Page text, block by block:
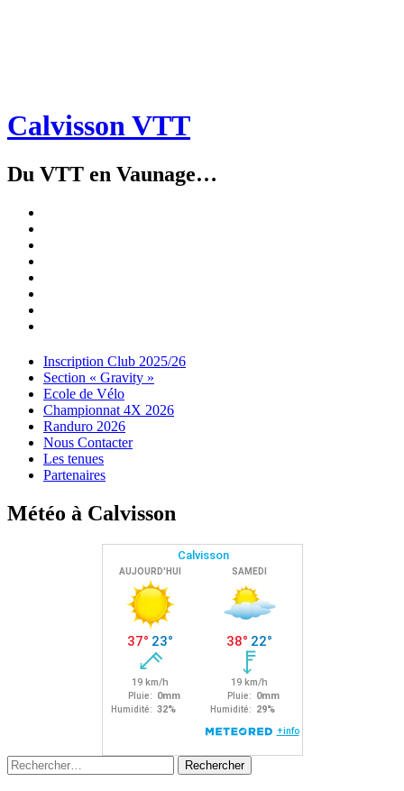
Calvisson VTT
Du VTT en Vaunage…
Menu
Widgets
Recherche
Aller
contenu
Inscription Club 2025/26
Section « Gravity »
Ecole de Vélo
Championnat 4X 2026
Randuro 2026
Nous Contacter
Les tenues
Partenaires
Météo à Calvisson
Rechercher :